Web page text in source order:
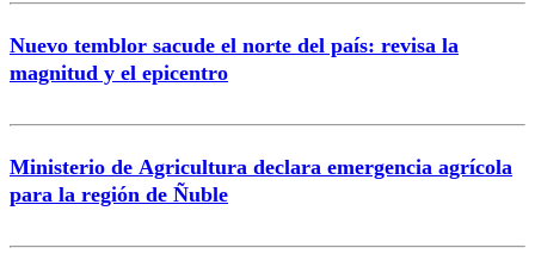
Nuevo temblor sacude el norte del país: revisa la
magnitud y el epicentro
Ministerio de Agricultura declara emergencia agrícola
para la región de Ñuble